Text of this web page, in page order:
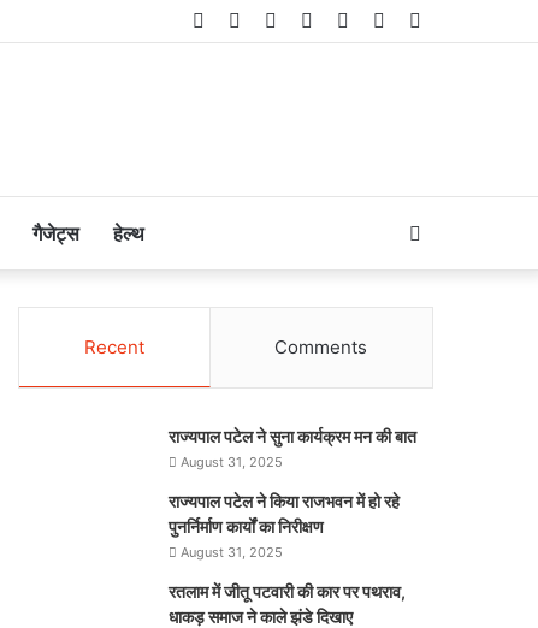
Telegram
Instagram
YouTube
LinkedIn
Twitter
Facebook
गैजेट्स हेल्थ
for
Recent Comments
राज्यपाल पटेल ने सुना कार्यक्रम मन की बात
August 31, 2025
राज्यपाल पटेल ने किया राजभवन में हो रहे
पुनर्निर्माण कार्यों का निरीक्षण
August 31, 2025
रतलाम में जीतू पटवारी की कार पर पथराव,
धाकड़ समाज ने काले झंडे दिखाए